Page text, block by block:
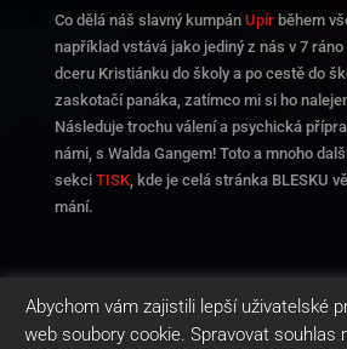
Co dělá náš slavný kumpán Upírběhem
například vstává jako jediný z nás v 7
dceru Kristiánku do školy a po cestě do
zaskotačí panáka, zatímco mi si ho
Následuje trochu válení a psychická
námi, s Walda Gangem! Toto a mnoho
sekci TISK, kde je celá stránka BLESKU
mání.
Abychom vám zajistili lepší uživatelské
web soubory cookie. Spravovat souhlas